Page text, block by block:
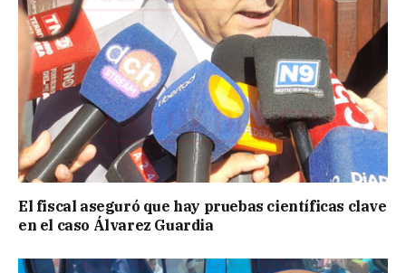
El fiscal aseguró que hay pruebas científicas clave
en el caso Álvarez Guardia